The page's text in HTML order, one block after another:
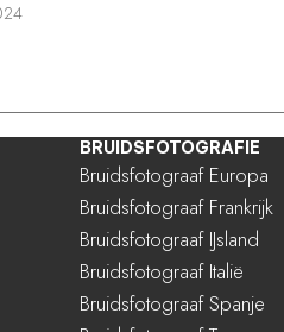
2024
BRUIDSFOTOGRAFIE
Bruidsfotograaf Europa
Bruidsfotograaf Frankrijk
Bruidsfotograaf IJsland
Bruidsfotograaf Italië
Bruidsfotograaf Spanje